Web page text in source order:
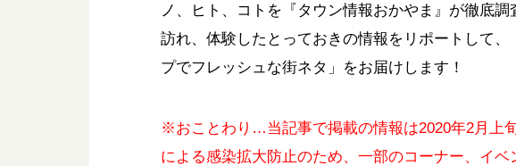
ノ、ヒト、コトを『タウン情報おかやま』が徹底
訪れ、体験したとっておきの情報をリポートして
プでフレッシュな街ネタ」をお届けします！
※おことわり…当記事で掲載の情報は2020年2月上
による感染拡大防止のため、一部のコーナー、イベ